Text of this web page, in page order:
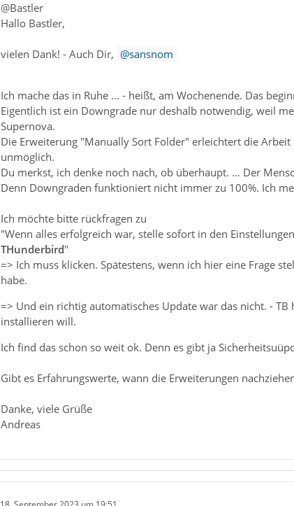
@Bastler
Hallo Bastler,
vielen Dank! - Auch Dir, sansnom
Ich mache das in Ruhe ... - heißt, am Wochenende. Das
Eigentlich ist ein Downgrade nur deshalb notwendig, weil
Supernova.
Die Erweiterung "Manually Sort Folder" erleichtert die
unmöglich.
Du merkst, ich denke noch nach, ob überhaupt. ... Der
Denn Downgraden funktioniert nicht immer zu 100%. Ich
Ich möchte bitte rückfragen zu
"Wenn alles erfolgreich war, stelle sofort in den
THunderbird"
=> Ich muss klicken. Spätestens, wenn ich hier eine Frage
habe.
=> Und ein richtig automatisches Update war das nicht. -
installieren will.
Ich find das schon so weit ok. Denn es gibt ja
Gibt es Erfahrungswerte, wann die Erweiterungen
Danke, viele Grüße
Andreas